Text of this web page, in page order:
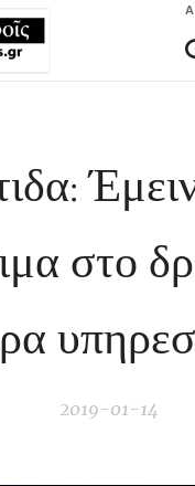
στο
2019-01-14